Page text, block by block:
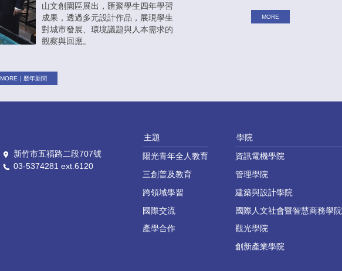
山文創園區展出，匯聚學生四年學習
成果，透過多元設計作品，展現學生
對城市發展、環境議題與人本需求的
觀察與回應。
MORE｜歷年新聞
MORE
新竹市五福路二段707號
03-5374281 ext.6120
主題
陽光青年全人教育
三創普及教育
跨領域學習
國際交流
產學合作
學院
資訊電機學院
管理學院
建築與設計學院
國際人文社會暨智慧商務學院
觀光學院
創新產業學院